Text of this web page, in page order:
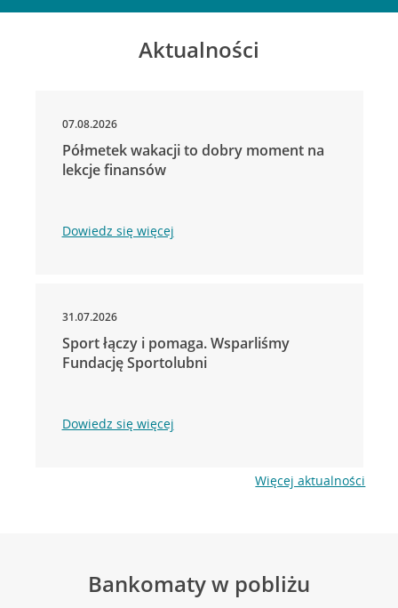
Aktualności
07.08.2026
Półmetek wakacji to dobry moment na
lekcje finansów
Dowiedz się więcej
31.07.2026
Sport łączy i pomaga. Wsparliśmy
Fundację Sportolubni
Dowiedz się więcej
Więcej aktualności
Bankomaty w pobliżu